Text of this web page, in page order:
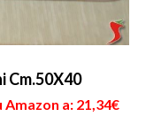
Cm.50X40
a: 21,34€